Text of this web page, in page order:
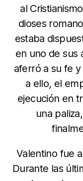
al
dioses
estaba
en uno de sus
aferró a su fe
a ello, el
ejecución en
una
Valentino fue
Durante las